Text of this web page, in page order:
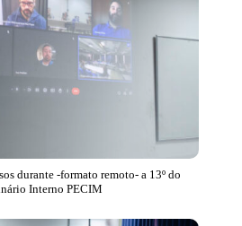
durante -formato remoto- a 13º do
Interno PECIM